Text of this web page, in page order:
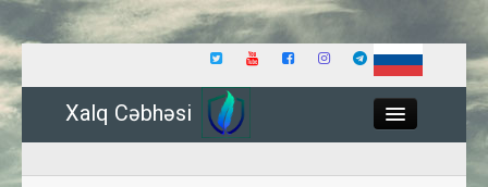
Xalq Cəbhəsi